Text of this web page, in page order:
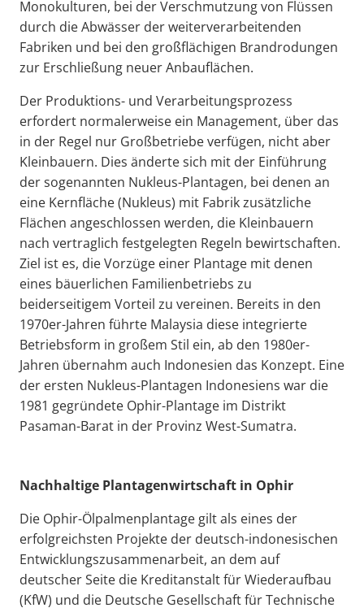
Monokulturen, bei der Verschmutzung von Flüssen
durch die Abwässer der weiterverarbeitenden
Fabriken und bei den großflächigen Brandrodungen
zur Erschließung neuer Anbauflächen.
Der Produktions- und Verarbeitungsprozess
erfordert normalerweise ein Management, über das
in der Regel nur Großbetriebe verfügen, nicht aber
Kleinbauern. Dies änderte sich mit der Einführung
der sogenannten Nukleus-Plantagen, bei denen an
eine Kernfläche (Nukleus) mit Fabrik zusätzliche
Flächen angeschlossen werden, die Kleinbauern
nach vertraglich festgelegten Regeln bewirtschaften.
Ziel ist es, die Vorzüge einer Plantage mit denen
eines bäuerlichen Familienbetriebs zu
beiderseitigem Vorteil zu vereinen. Bereits in den
1970er-Jahren führte Malaysia diese integrierte
Betriebsform in großem Stil ein, ab den 1980er-
Jahren übernahm auch Indonesien das Konzept. Eine
der ersten Nukleus-Plantagen Indonesiens war die
1981 gegründete Ophir-Plantage im Distrikt
Pasaman-Barat in der Provinz West-Sumatra.
Nachhaltige Plantagenwirtschaft in Ophir
Die Ophir-Ölpalmenplantage gilt als eines der
erfolgreichsten Projekte der deutsch-indonesischen
Entwicklungszusammenarbeit, an dem auf
deutscher Seite die Kreditanstalt für Wiederaufbau
(KfW) und die Deutsche Gesellschaft für Technische